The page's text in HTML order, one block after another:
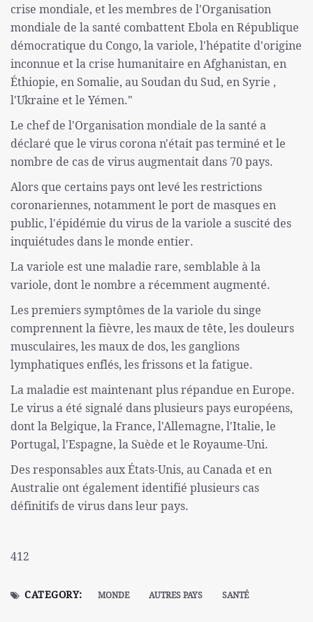
crise mondiale, et les membres de l'Organisation
mondiale de la santé combattent Ebola en République
démocratique du Congo, la variole, l'hépatite d'origine
inconnue et la crise humanitaire en Afghanistan, en
Éthiopie, en Somalie, au Soudan du Sud, en Syrie ,
l'Ukraine et le Yémen."
Le chef de l'Organisation mondiale de la santé a
déclaré que le virus corona n'était pas terminé et le
nombre de cas de virus augmentait dans 70 pays.
Alors que certains pays ont levé les restrictions
coronariennes, notamment le port de masques en
public, l'épidémie du virus de la variole a suscité des
inquiétudes dans le monde entier.
La variole est une maladie rare, semblable à la
variole, dont le nombre a récemment augmenté.
Les premiers symptômes de la variole du singe
comprennent la fièvre, les maux de tête, les douleurs
musculaires, les maux de dos, les ganglions
lymphatiques enflés, les frissons et la fatigue.
La maladie est maintenant plus répandue en Europe.
Le virus a été signalé dans plusieurs pays européens,
dont la Belgique, la France, l'Allemagne, l'Italie, le
Portugal, l'Espagne, la Suède et le Royaume-Uni.
Des responsables aux États-Unis, au Canada et en
Australie ont également identifié plusieurs cas
définitifs de virus dans leur pays.
412
CATEGORY: MONDE AUTRES PAYS SANTÉ